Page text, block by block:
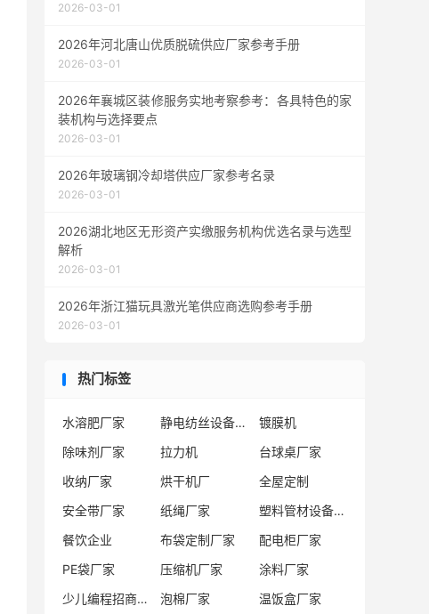
2026-03-01
2026年河北唐山优质脱硫供应厂家参考手册
2026-03-01
2026年襄城区装修服务实地考察参考：各具特色的家
装机构与选择要点
2026-03-01
2026年玻璃钢冷却塔供应厂家参考名录
2026-03-01
2026湖北地区无形资产实缴服务机构优选名录与选型
解析
2026-03-01
2026年浙江猫玩具激光笔供应商选购参考手册
2026-03-01
热门标签
水溶肥厂家 静电纺丝设备生产线厂家
镀膜机
除味剂厂家
拉力机
台球桌厂家
收纳厂家
烘干机厂
全屋定制
安全带厂家
纸绳厂家
塑料管材设备厂家
餐饮企业
布袋定制厂家
配电柜厂家
PE袋厂家
压缩机厂家
涂料厂家
少儿编程招商厂家
泡棉厂家
温饭盒厂家